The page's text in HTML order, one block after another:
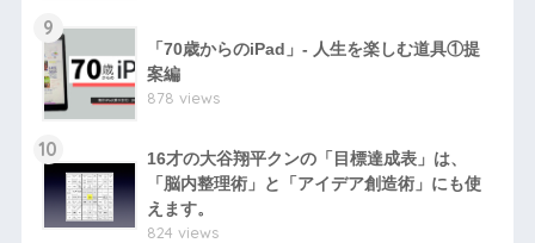
9
「70歳からのiPad」- 人生を楽しむ道具①提
案編
878 views
10
16才の大谷翔平クンの「目標達成表」は、
「脳内整理術」と「アイデア創造術」にも使
えます。
824 views